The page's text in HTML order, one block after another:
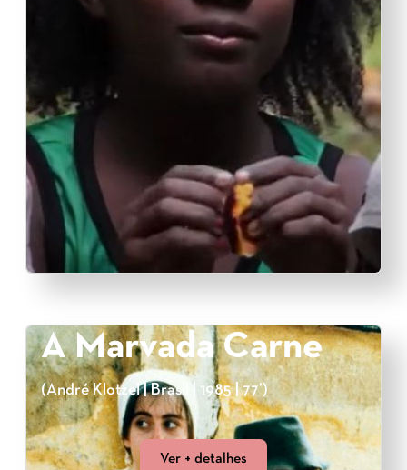
A Marvada Carne
(André Klotzel | Brasil | 1985 | 77’)
Ver + detalhes